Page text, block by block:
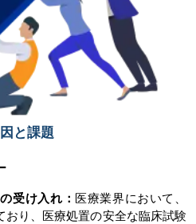
と課題
受け入れ： 医療業界において、
おり、医療処置の安全な臨床試験